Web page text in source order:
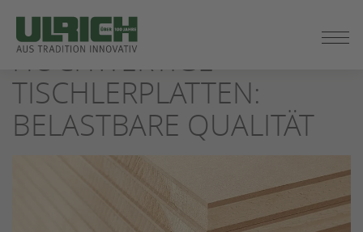
ZUM
SEITENINHALT
SPRINGEN
HOCHWERTIGE
TISCHLERPLATTEN:
BELASTBARE QUALITÄT